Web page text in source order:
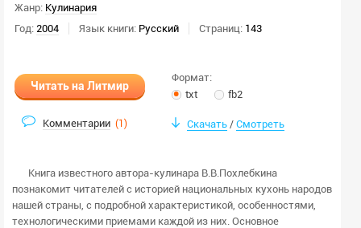
Любой
fb2
epub
pdf
djvu
mp3
Жанр: Кулинария
Год: 2004 Язык книги: Русский Страниц: 143
Читать на Литмир
Комментарии (1)
Формат:
txt
fb2
Скачать /Смотреть
Книга известного автора-кулинара В.В.Похлебкина
познакомит читателей с историей национальных кухонь народов
нашей страны, с подробной характеристикой, особенностями,
технологическими приемами каждой из них. Основное